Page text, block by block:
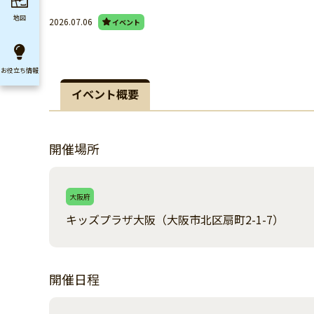
2026.07.06 イベント
イベント概要
開催場所
大阪府
キッズプラザ大阪（大阪市北区扇町2-1-7）
開催日程
地図
お役立ち情報